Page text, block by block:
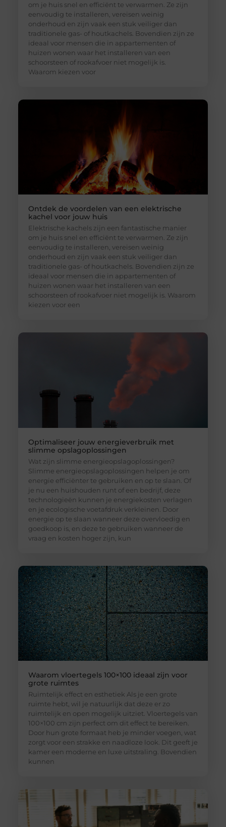
om je huis snel en efficiënt te verwarmen. Ze zijn
eenvoudig te installeren, vereisen weinig
onderhoud en zijn vaak een stuk veiliger dan
traditionele gas- of houtkachels. Bovendien zijn ze
ideaal voor mensen die in appartementen of
huizen wonen waar het installeren van een
schoorsteen of rookafvoer niet mogelijk is.
Waarom kiezen voor
Ontdek de voordelen van een elektrische
kachel voor jouw huis
Elektrische kachels zijn een fantastische manier
om je huis snel en efficiënt te verwarmen. Ze zijn
eenvoudig te installeren, vereisen weinig
onderhoud en zijn vaak een stuk veiliger dan
traditionele gas- of houtkachels. Bovendien zijn ze
ideaal voor mensen die in appartementen of
huizen wonen waar het installeren van een
schoorsteen of rookafvoer niet mogelijk is. Waarom
kiezen voor een
Optimaliseer jouw energieverbruik met
slimme opslagoplossingen
Wat zijn slimme energieopslagoplossingen?
Slimme energieopslagoplossingen helpen je om
energie efficiënter te gebruiken en op te slaan. Of
je nu een huishouden runt of een bedrijf, deze
technologieën kunnen je energiekosten verlagen
en je ecologische voetafdruk verkleinen. Door
energie op te slaan wanneer deze overvloedig en
goedkoop is, en deze te gebruiken wanneer de
vraag en kosten hoger zijn, kun
Waarom vloertegels 100×100 ideaal zijn voor
grote ruimtes
Ruimtelijk effect en esthetiek Als je een grote
ruimte hebt, wil je natuurlijk dat deze er zo
ruimtelijk en open mogelijk uitziet. Vloertegels van
100×100 cm zijn perfect om dit effect te bereiken.
Door hun grote formaat heb je minder voegen, wat
zorgt voor een strakke en naadloze look. Dit geeft je
kamer een moderne en luxe uitstraling. Bovendien
kunnen